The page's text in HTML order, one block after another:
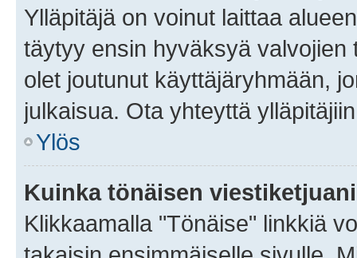
Ylläpitäjä on voinut laittaa
täytyy ensin hyväksyä
olet joutunut käyttäjäryhmään,
julkaisua. Ota yhteyttä
Ylös
Kuinka tönäisen
Klikkaamalla "Tönäise" linkkiä